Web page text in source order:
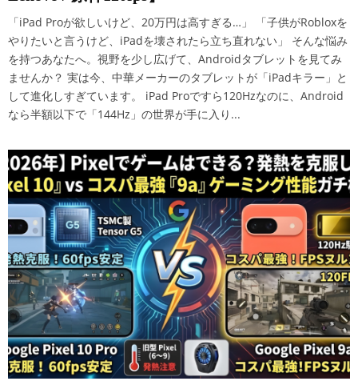
「iPad Proが欲しいけど、20万円は高すぎる…」 「子供がRobloxを
やりたいと言うけど、iPadを壊されたら立ち直れない」 そんな悩み
を持つあなたへ。視野を少し広げて、Androidタブレットを見てみ
ませんか？ 実は今、中華メーカーのタブレットが「iPadキラー」と
して進化しすぎています。 iPad Proですら120Hzなのに、Android
なら半額以下で「144Hz」の世界が手に入り...